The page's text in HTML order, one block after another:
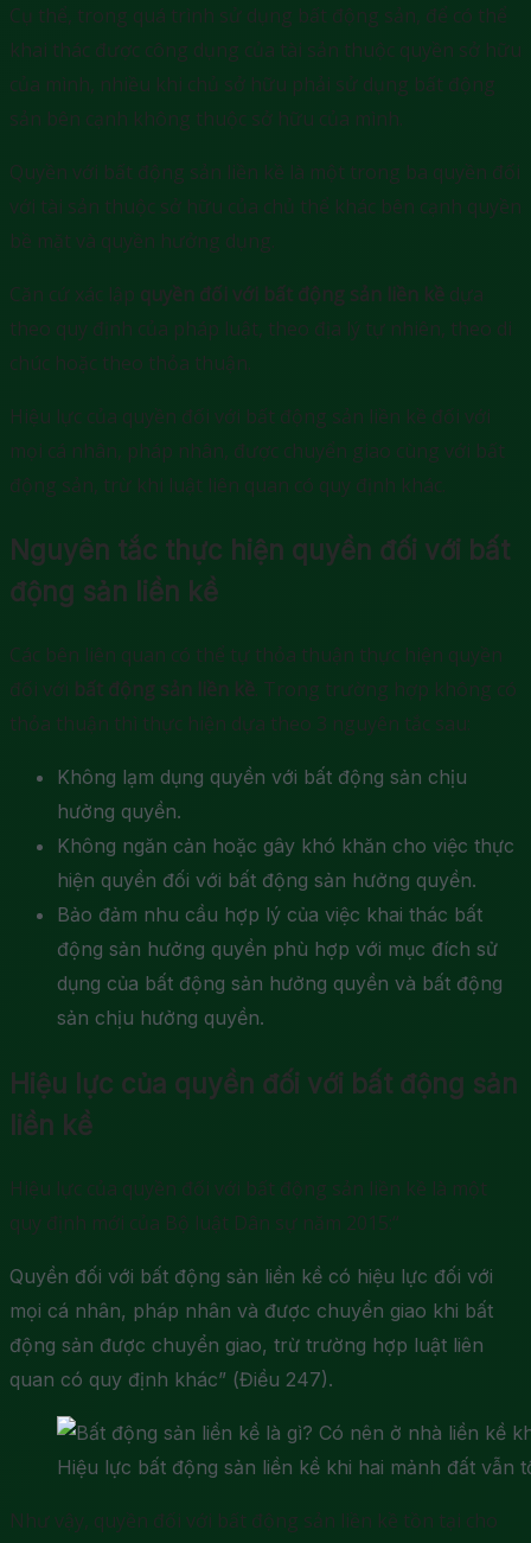
Cụ thể, trong quá trình sử dụng bất động sản, để có thể
khai thác được công dụng của tài sản thuộc quyền sở hữu
của mình, nhiều khi chủ sở hữu phải sử dụng bất động
sản bên cạnh không thuộc sở hữu của mình.
Quyền với bất động sản liền kề là một trong ba quyền đối
với tài sản thuộc sở hữu của chủ thể khác bên cạnh quyền
bề mặt và quyền hưởng dụng.
Căn cứ xác lập quyền đối với bất động sản liền kề dựa
theo quy định của pháp luật, theo địa lý tự nhiên, theo di
chúc hoặc theo thỏa thuận.
Hiệu lực của quyền đối với bất động sản liền kề đối với
mọi cá nhân, pháp nhân, được chuyển giao cùng với bất
động sản, trừ khi luật liên quan có quy định khác.
Nguyên tắc thực hiện quyền đối với bất
động sản liền kề
Các bên liên quan có thể tự thỏa thuận thực hiện quyền
đối với bất động sản liền kề. Trong trường hợp không có
thỏa thuận thì thực hiện dựa theo 3 nguyên tắc sau:
Không lạm dụng quyền với bất động sản chịu
hưởng quyền.
Không ngăn cản hoặc gây khó khăn cho việc thực
hiện quyền đối với bất động sản hưởng quyền.
Bảo đảm nhu cầu hợp lý của việc khai thác bất
động sản hưởng quyền phù hợp với mục đích sử
dụng của bất động sản hưởng quyền và bất động
sản chịu hưởng quyền.
Hiệu lực của quyền đối với bất động sản
liền kề
Hiệu lực của quyền đối với bất động sản liền kề là một
quy định mới của Bộ luật Dân sự năm 2015:“
Quyền đối với bất động sản liền kề có hiệu lực đối với
mọi cá nhân, pháp nhân và được chuyển giao khi bất
động sản được chuyển giao, trừ trường hợp luật liên
quan có quy định khác” (Điều 247).
Hiệu lực bất động sản liền kề khi hai mảnh đất vẫn
Như vậy, quyền đối với bất động sản liền kề tồn tại cho